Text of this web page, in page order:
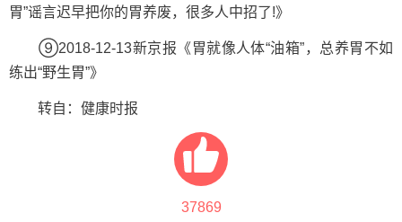
胃”谣言迟早把你的胃养废，很多人中招了!》
⑨2018-12-13新京报《胃就像人体“油箱”，总养胃不如
练出“野生胃”》
转自：健康时报
37869